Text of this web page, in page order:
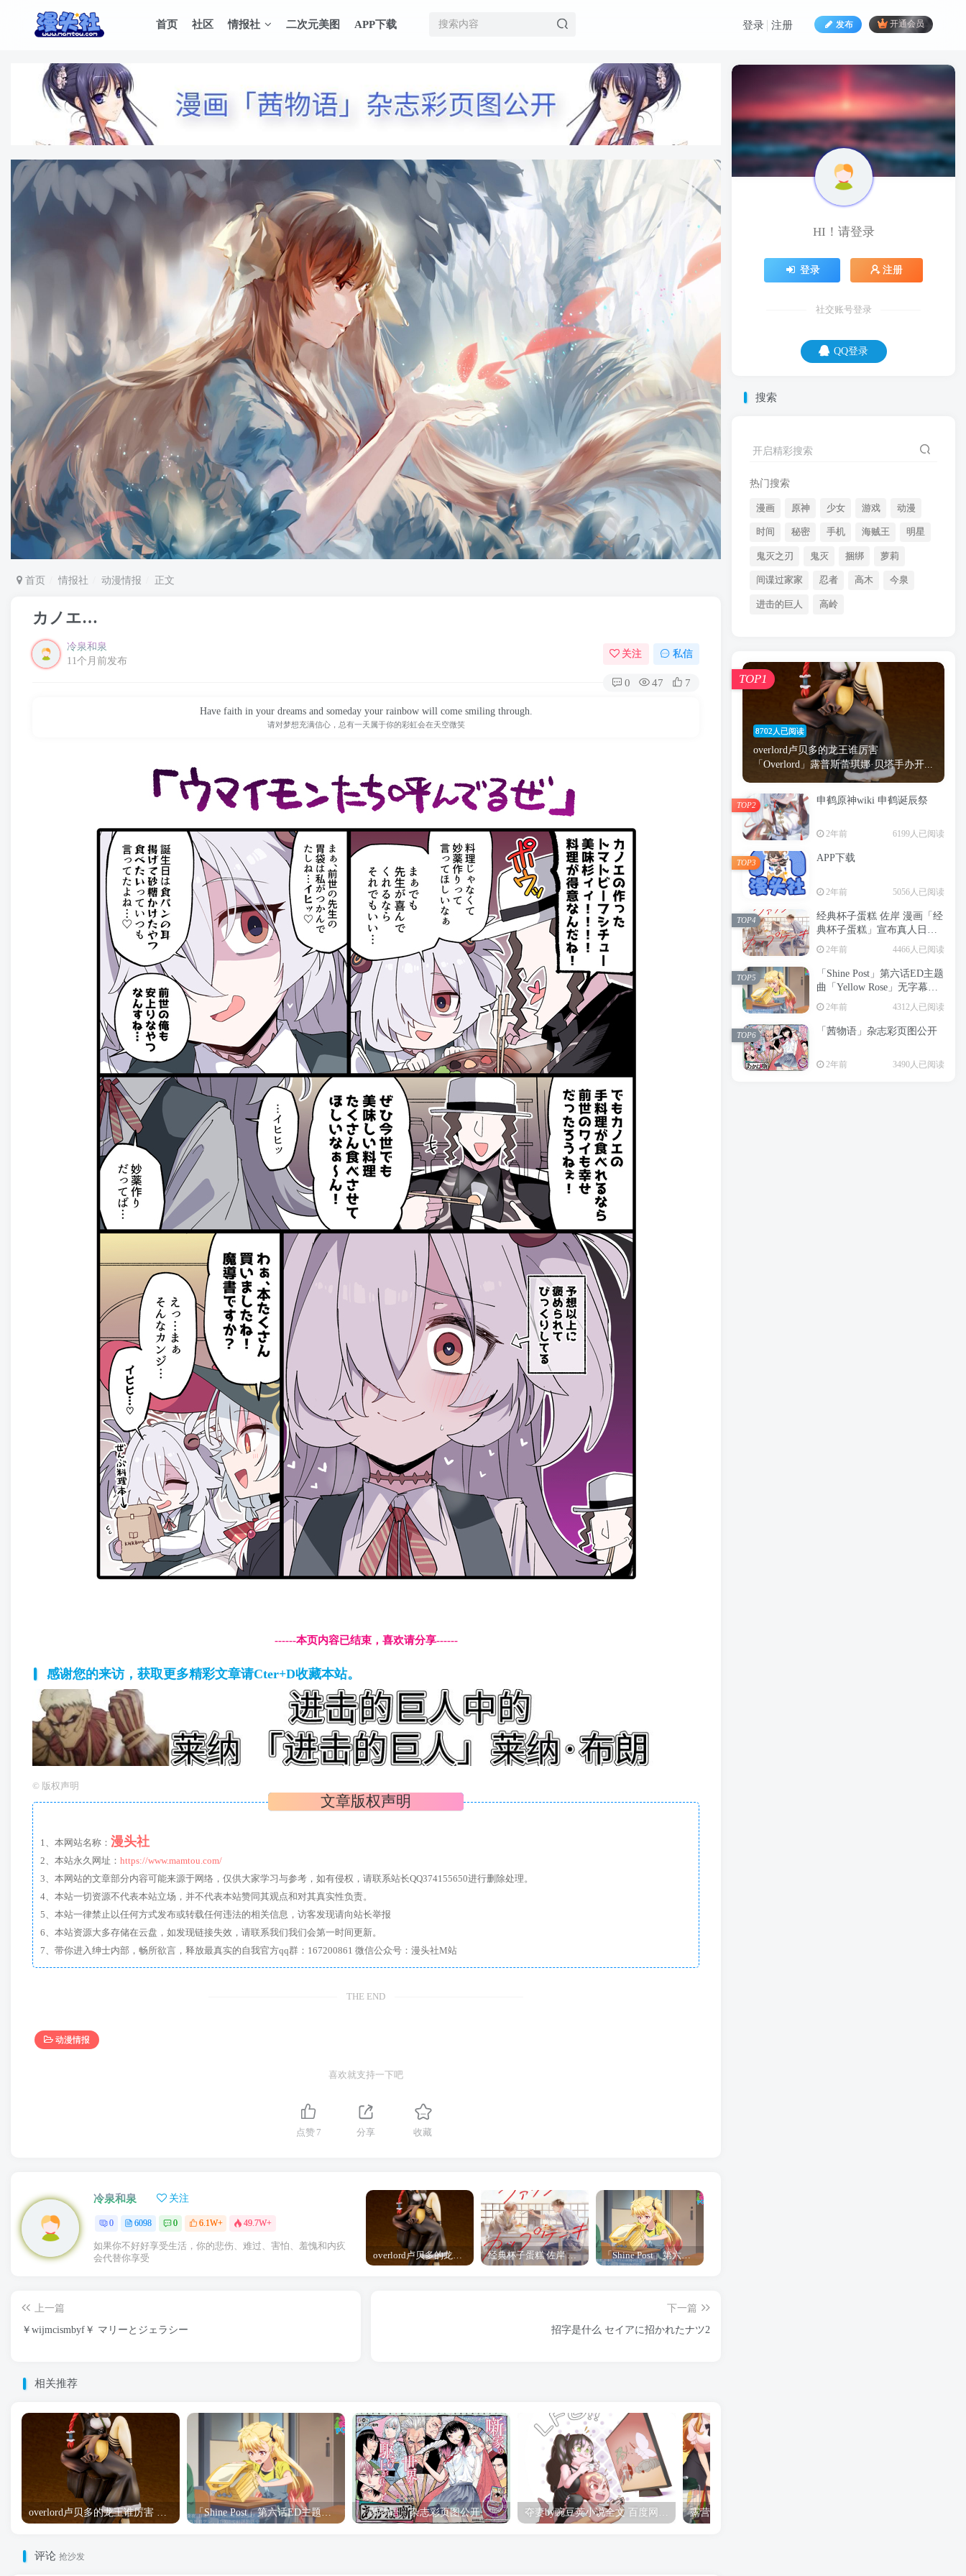
首页 社区 情报社 二次元美图 APP下载 发布 开通会员
登录 注册
首页 情报社 动漫情报 正文
カノエ…
冷泉和泉
11个月前发布
关注 私信
0 47 7
Have faith in your dreams and someday your rainbow will come smiling through.
请对梦想充满信心，总有一天属于你的彩虹会在天空微笑
------本页内容已结束，喜欢请分享------
感谢您的来访，获取更多精彩文章请Cter+D收藏本站。
© 版权声明
文章版权声明
1、本网站名称： 漫头社
2、本站永久网址： https://www.mamtou.com/
3、本网站的文章部分内容可能来源于网络，仅供大家学习与参考，如有侵权，请联系站长QQ374155650进行删除处理。
4、本站一切资源不代表本站立场，并不代表本站赞同其观点和对其真实性负责。
5、本站一律禁止以任何方式发布或转载任何违法的相关信息，访客发现请向站长举报
6、本站资源大多存储在云盘，如发现链接失效，请联系我们我们会第一时间更新。
7、带你进入绅士内部，畅所欲言，释放最真实的自我官方qq群：167200861 微信公众号：漫头社M站
THE END
动漫情报
喜欢就支持一下吧
点赞 7 分享 收藏
冷泉和泉 关注
0 6098 0 6.1W+ 49.7W+
如果你不好好享受生活，你的悲伤、难过、害怕、羞愧和内疚
会代替你享受
overlord卢贝多的龙王谁厉害 「Overlord」露普斯蕾琪娜·贝塔手办开订 经典杯子蛋糕 佐岸 漫画「经典杯子蛋糕」宣布真人日剧化 「Shine Post」第六话ED主题曲「Yellow Rose」无字幕MV公开
上一篇
￥wijmcismbyf￥ マリーとジェラシー
下一篇
招字是什么 セイアに招かれたナツ2
相关推荐
overlord卢贝多的龙王谁厉害 「Overlord」露普斯蕾琪娜·贝塔手办开订 「Shine Post」第六话ED主题曲「Yellow Rose」无字幕MV公开 「茜物语」杂志彩页图公开 夺妻by豌豆荚小说全文 百度网盘 Duo!
评论 抢沙发
HI！请登录
登录 注册
社交账号登录
QQ登录
搜索
开启精彩搜索
热门搜索
漫画 原神 少女 游戏 动漫
时间 秘密 手机 海贼王 明星
鬼灭之刃 鬼灭 捆绑 萝莉
间谍过家家 忍者 高木 今泉
进击的巨人 高岭
8702人已阅读
overlord卢贝多的龙王谁厉害
「Overlord」露普斯蕾琪娜·贝塔手办开...
TOP1
申鹤原神wiki 申鹤诞辰祭
2年前 6199人已阅读
TOP2
APP下载
2年前 5056人已阅读
TOP3
经典杯子蛋糕 佐岸 漫画「经
典杯子蛋糕」宣布真人日剧
化
2年前 4466人已阅读
TOP4
「Shine Post」第六话ED主题
曲「Yellow Rose」无字幕MV
公开
2年前 4312人已阅读
TOP5
「茜物语」杂志彩页图公开
2年前 3490人已阅读
TOP6
HI！请登录
登录 注册
社交账号登录
QQ登录
别总是骂别人猪狗，你过的还不如它们。
时间 秘密 手机 海贼王
鬼灭 捆绑 萝莉
间谍过家家 忍者 高木
进击的巨人 高岭
8702人已阅读
overlord卢贝多的龙王谁厉害
「Overlord」露普斯蕾琪娜·贝塔手办开...
TOP1
申鹤原神wiki 申鹤诞辰祭
2年前 6199人已阅读
TOP2
APP下载
2年前 5056人已阅读
TOP3
经典杯子蛋糕 佐岸 漫画「经
典杯子蛋糕」宣布真人日剧
TOP4